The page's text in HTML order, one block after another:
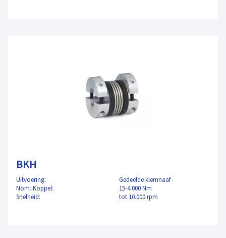
BKH
Uitvoering:
Gedeelde klemnaaf
Nom. Koppel:
15-4.000 Nm
Snelheid:
tot 10.000 rpm